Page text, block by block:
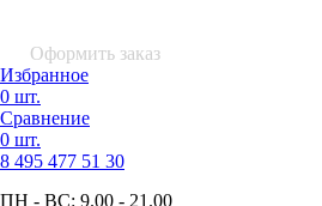
Оформить заказ
Избранное
0 шт.
Сравнение
0 шт.
8 495 477 51 30
ПН - ВС: 9.00 - 21.00